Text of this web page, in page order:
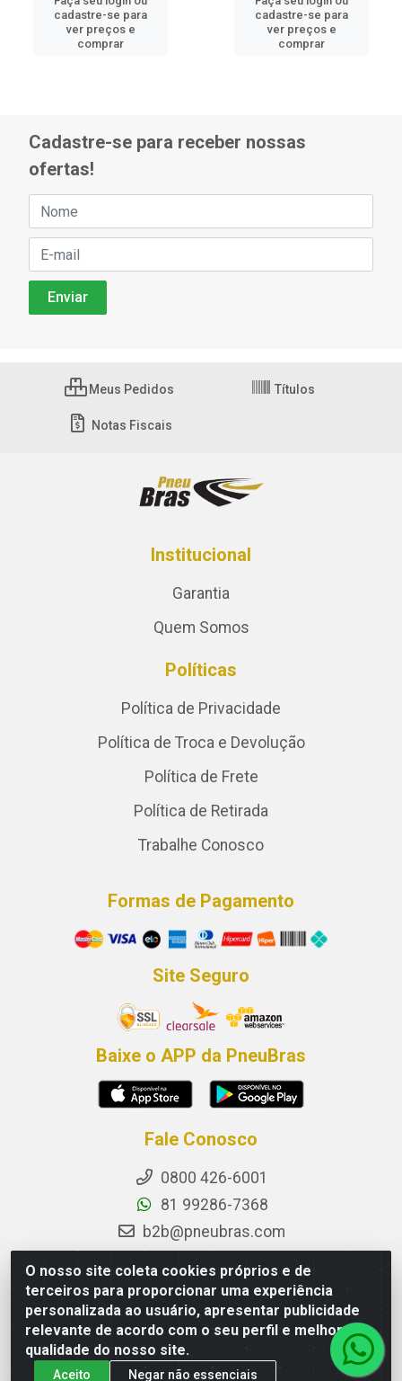
cadastre-se para
ver preços e
comprar
cadastre-se para
ver preços e
comprar
O nosso site coleta cookies próprios e de
terceiros para proporcionar uma experiência
personalizada ao usuário, apresentar publicidade
relevante de acordo com o seu perfil e melhorar a
qualidade do nosso site.
Aceito Negar não essenciais
Cadastre-se para receber nossas
ofertas!
Meus Pedidos Títulos
Notas Fiscais
Institucional
Garantia
Quem Somos
Políticas
Política de Privacidade
Política de Troca e Devolução
Política de Frete
Política de Retirada
Trabalhe Conosco
Formas de Pagamento
Site Seguro
Baixe o APP da PneuBras
Fale Conosco
0800 426-6001
81 99286-7368
b2b@pneubras.com
Instagram
Facebook
Privacidade e Dados (DPO):
dpo.pneubras@pneubras.com